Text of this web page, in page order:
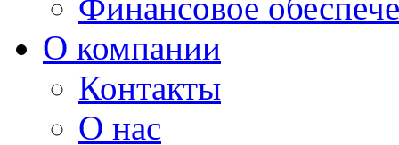
Финансовое
О компании
Контакты
О нас